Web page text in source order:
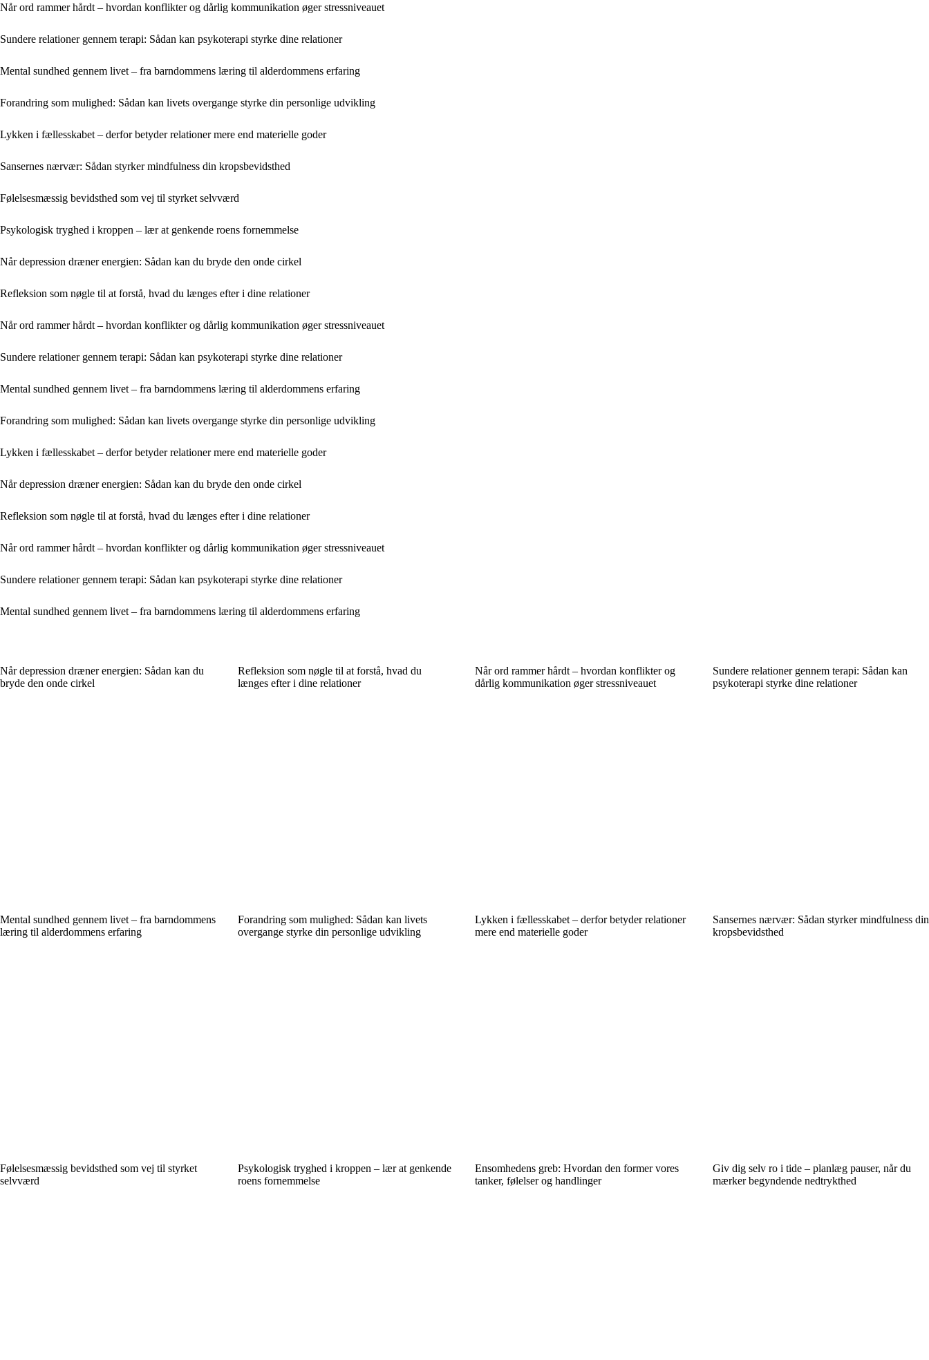
Når ord rammer hårdt – hvordan konflikter og dårlig kommunikation øger stressniveauet
Sundere relationer gennem terapi: Sådan kan psykoterapi styrke dine relationer
Mental sundhed gennem livet – fra barndommens læring til alderdommens erfaring
Forandring som mulighed: Sådan kan livets overgange styrke din personlige udvikling
Lykken i fællesskabet – derfor betyder relationer mere end materielle goder
Sansernes nærvær: Sådan styrker mindfulness din kropsbevidsthed
Følelsesmæssig bevidsthed som vej til styrket selvværd
Psykologisk tryghed i kroppen – lær at genkende roens fornemmelse
Når depression dræner energien: Sådan kan du bryde den onde cirkel
Refleksion som nøgle til at forstå, hvad du længes efter i dine relationer
Når ord rammer hårdt – hvordan konflikter og dårlig kommunikation øger stressniveauet
Sundere relationer gennem terapi: Sådan kan psykoterapi styrke dine relationer
Mental sundhed gennem livet – fra barndommens læring til alderdommens erfaring
Forandring som mulighed: Sådan kan livets overgange styrke din personlige udvikling
Lykken i fællesskabet – derfor betyder relationer mere end materielle goder
Når depression dræner energien: Sådan kan du bryde den onde cirkel
Refleksion som nøgle til at forstå, hvad du længes efter i dine relationer
Når ord rammer hårdt – hvordan konflikter og dårlig kommunikation øger stressniveauet
Sundere relationer gennem terapi: Sådan kan psykoterapi styrke dine relationer
Mental sundhed gennem livet – fra barndommens læring til alderdommens erfaring
Når depression dræner energien: Sådan kan du
bryde den onde cirkel
Refleksion som nøgle til at forstå, hvad du
længes efter i dine relationer
Når ord rammer hårdt – hvordan konflikter og
dårlig kommunikation øger stressniveauet
Sundere relationer gennem terapi: Sådan kan
psykoterapi styrke dine relationer
Mental sundhed gennem livet – fra barndommens
læring til alderdommens erfaring
Forandring som mulighed: Sådan kan livets
overgange styrke din personlige udvikling
Lykken i fællesskabet – derfor betyder relationer
mere end materielle goder
Sansernes nærvær: Sådan styrker mindfulness din
kropsbevidsthed
Følelsesmæssig bevidsthed som vej til styrket
selvværd
Psykologisk tryghed i kroppen – lær at genkende
roens fornemmelse
Ensomhedens greb: Hvordan den former vores
tanker, følelser og handlinger
Giv dig selv ro i tide – planlæg pauser, når du
mærker begyndende nedtrykthed